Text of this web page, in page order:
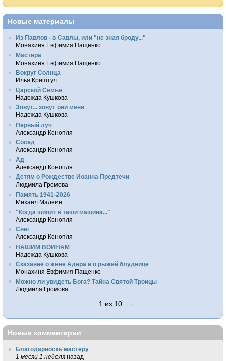
Новые материалы
Из Павлов - в Савлы, или "не зная броду..."
Монахиня Евфимия Пащенко
Мастера
Монахиня Евфимия Пащенко
Вокруг Солнца
Илья Криштул
Царской Семье
Надежда Кушкова
Зовут... зовут они меня
Надежда Кушкова
Первый луч
Александр Конопля
Сосед
Александр Конопля
Ад
Александр Конопля
Детям о Рождестве Иоанна Предтечи
Людмила Громова
Память 1941-2026
Михаил Малеин
"Когда шипит в тиши машина..."
Александр Конопля
Снег
Александр Конопля
НАШИМ ВОИНАМ
Надежда Кушкова
Сказание о жене Адера и о рыжей блуднице
Монахиня Евфимия Пащенко
Можно ли увидеть Бога? Тайна Святой Троицы
Людмила Громова
1 из 10 →
Новые комментарии
Благодарность мастеру
1 месяц 1 неделя назад